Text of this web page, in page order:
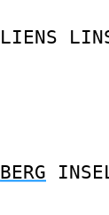
LIENS
BERG